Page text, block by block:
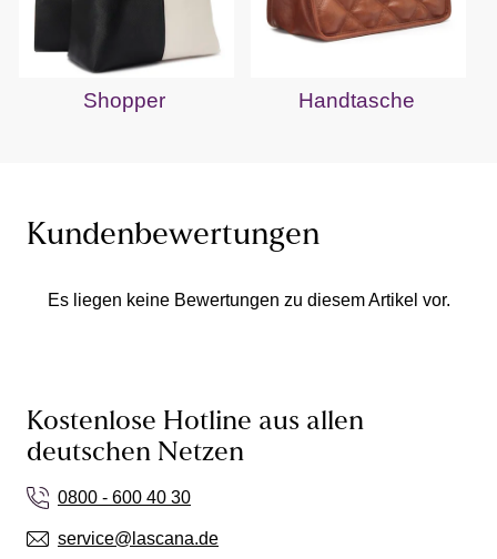
Shopper Handtasche
Kundenbewertungen
Es liegen keine Bewertungen zu diesem Artikel vor.
Kostenlose Hotline aus allen
deutschen Netzen
0800 - 600 40 30
service@lascana.de